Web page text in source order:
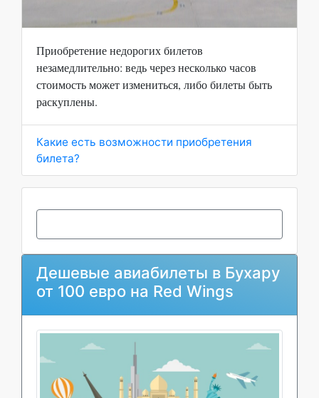
Приобретение недорогих билетов
незамедлительно: ведь через несколько часов
стоимость может измениться, либо билеты быть
раскуплены.
Какие есть возможности приобретения
билета?
Дешевые авиабилеты в Бухару
от 100 евро на Red Wings